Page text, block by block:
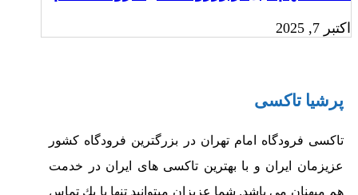
اکتبر 7, 2025
پرشیا تاکسی
تاکسی فرودگاه امام تهران در بزرگترین فرودگاه کشور
عزیزمان ایران و با بهترین تاکسی های ایران در خدمت
هم میهنان می باشد. شما عزيزان ميتوانيد تنها با يك تماس‏